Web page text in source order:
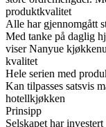
produktkvalitet
Alle har gjennomgått
Med tanke på daglig
viser Nanyue
kvalitet
Hele serien med
Kan tilpasses satsvis
hotellkjøkken
Prinsipp
Selskapet har